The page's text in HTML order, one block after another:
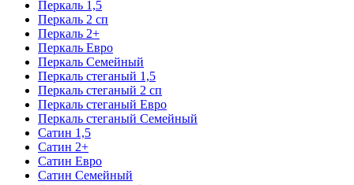
Перкаль 1,5
Перкаль 2 сп
Перкаль 2+
Перкаль Евро
Перкаль Семейный
Перкаль стеганый 1,5
Перкаль стеганый 2 сп
Перкаль стеганый Евро
Перкаль стеганый Семейный
Сатин 1,5
Сатин 2+
Сатин Евро
Сатин Семейный